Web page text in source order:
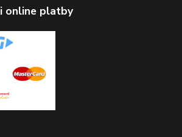
online platby